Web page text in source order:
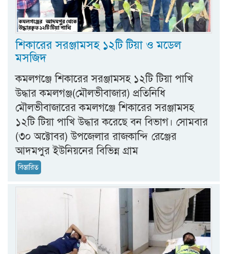
শিকারের সরঞ্জামসহ ১২টি টিয়া ও মডেল
মসজিদ
কমলগঞ্জে শিকারের সরঞ্জামসহ ১২টি টিয়া পাখি
উদ্ধার কমলগঞ্জ(মৌলভীবাজার) প্রতিনিধি
মৌলভীবাজারের কমলগঞ্জে শিকারের সরঞ্জামসহ
১২টি টিয়া পাখি উদ্ধার করেছে বন বিভাগ। সোমবার
(৩০ অক্টোবর) উপজেলার রাজকান্দি রেঞ্জের
আদমপুর ইউনিয়নের বিভিন্ন গ্রাম
বিস্তারিত